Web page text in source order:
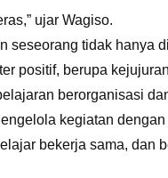
ujar Wagiso.
seseorang tidak hanya
positif, berupa
berorganisasi
kegiatan
bekerja sama, dan